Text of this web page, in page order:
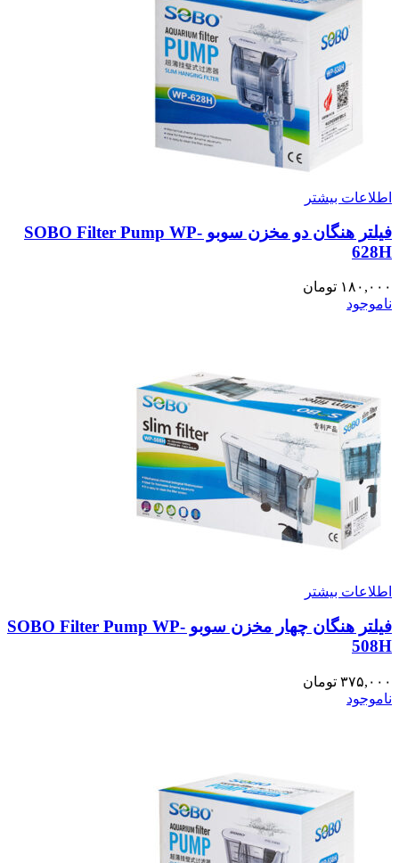
اطلاعات بیشتر
فیلتر هنگان دو مخزن سوبو SOBO Filter Pump WP-
628H
۱۸۰,۰۰۰ تومان
ناموجود
اطلاعات بیشتر
فیلتر هنگان چهار مخزن سوبو SOBO Filter Pump WP-
508H
۳۷۵,۰۰۰ تومان
ناموجود